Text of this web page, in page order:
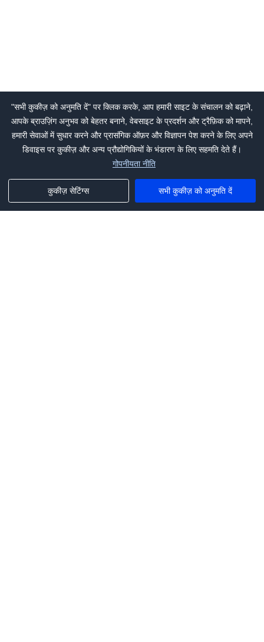
"सभी कुकीज़ को अनुमति दें" पर क्लिक करके, आप हमारी साइट के संचालन को बढ़ाने,
आपके ब्राउज़िंग अनुभव को बेहतर बनाने, वेबसाइट के प्रदर्शन और ट्रैफ़िक को मापने,
हमारी सेवाओं में सुधार करने और प्रासंगिक ऑफ़र और विज्ञापन पेश करने के लिए अपने
डिवाइस पर कुकीज़ और अन्य प्रौद्योगिकियों के भंडारण के लिए सहमति देते हैं।
गोपनीयता नीति
कुकीज़ सेटिंग्स सभी कुकीज़ को अनुमति दें